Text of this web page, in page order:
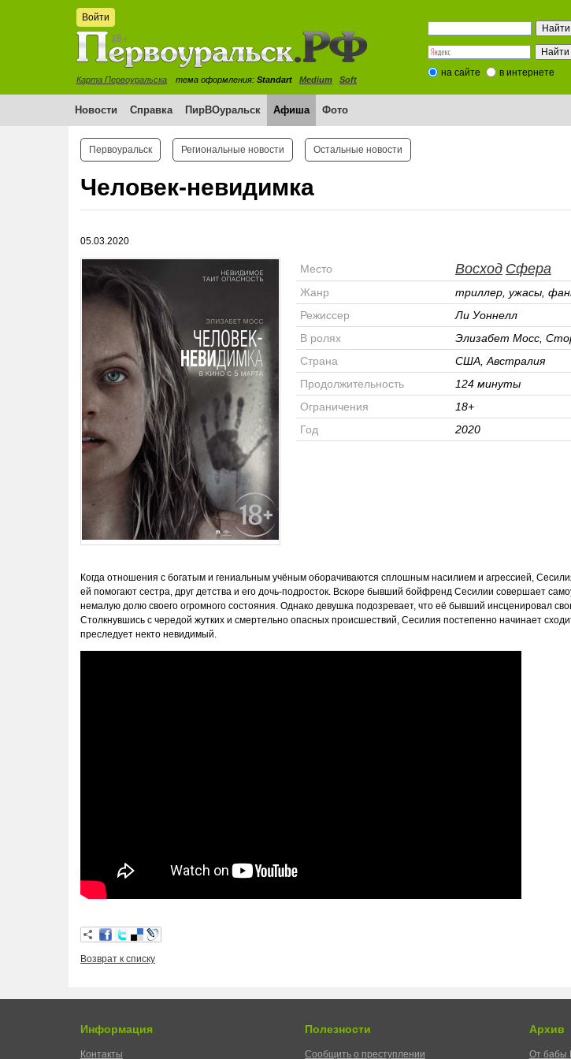
Войти
Карта Первоуральска тема оформления: Standart Medium Soft
на сайте в интернете
Новости Справка ПирВОуральск Афиша Фото
Первоуральск Региональные новости Остальные новости
Человек-невидимка
05.03.2020
Место Восход Сфера
Жанр
триллер, ужасы,
Режиссер
Ли Уоннелл
В ролях
Элизабет Мосс,
Страна
США, Австралия
Продолжительность
124 минуты
Ограничения
18+
Год
2020
Когда отношения с богатым и гениальным учёным оборачиваются сплошным насилием и агрессией,
ей помогают сестра, друг детства и его дочь-подросток. Вскоре бывший бойфренд Сесилии совершает
немалую долю своего огромного состояния. Однако девушка подозревает, что её бывший инсценировал
Столкнувшись с чередой жутких и смертельно опасных происшествий, Сесилия постепенно начинает
преследует некто невидимый.
Возврат к списку
Информация
Контакты
Полезности
Сообщить о преступлении
Архив
От бабы